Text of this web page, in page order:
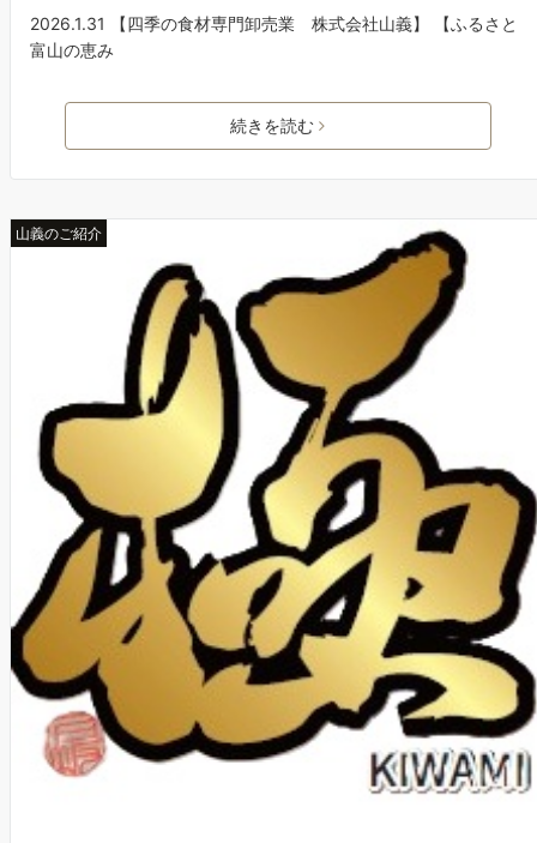
2026.1.31 【四季の食材専門卸売業 株式会社山義】 【ふるさと
富山の恵み
続きを読む
山義のご紹介